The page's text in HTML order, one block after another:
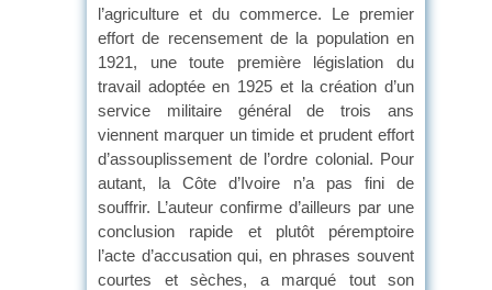
l’agriculture et du commerce. Le premier
effort de recensement de la population en
1921, une toute première législation du
travail adoptée en 1925 et la création d’un
service militaire général de trois ans
viennent marquer un timide et prudent effort
d’assouplissement de l’ordre colonial. Pour
autant, la Côte d’Ivoire n’a pas fini de
souffrir. L’auteur confirme d’ailleurs par une
conclusion rapide et plutôt péremptoire
l’acte d’accusation qui, en phrases souvent
courtes et sèches, a marqué tout son